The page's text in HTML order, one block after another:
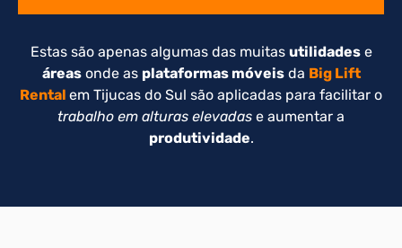
Estas são apenas algumas das muitas utilidadese
áreasonde as plataformas móveisda Big Lift
Rental em Tijucas do Sul são aplicadas para facilitar o
trabalho em alturas elevadas e aumentar a
produtividade.